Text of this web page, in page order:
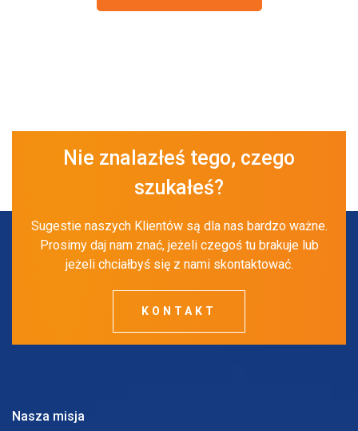
Nie znalazłeś tego, czego
szukałeś?
Sugestie naszych Klientów są dla nas bardzo ważne.
Prosimy daj nam znać, jeżeli czegoś tu brakuje lub
jeżeli chciałbyś się z nami skontaktować.
KONTAKT
Nasza misja